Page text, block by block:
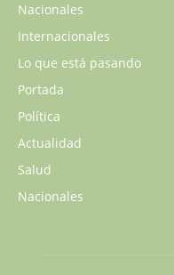
Nacionales
Internacionales
Lo que está pasando
Portada
Política
Actualidad
Salud
Nacionales